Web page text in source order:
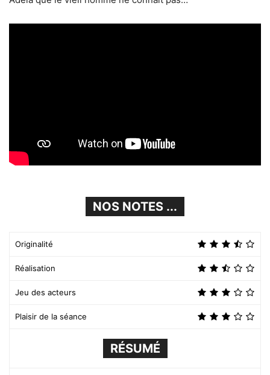
NOS NOTES ...
Originalité
Réalisation
Jeu des acteurs
Plaisir de la séance
RÉSUMÉ